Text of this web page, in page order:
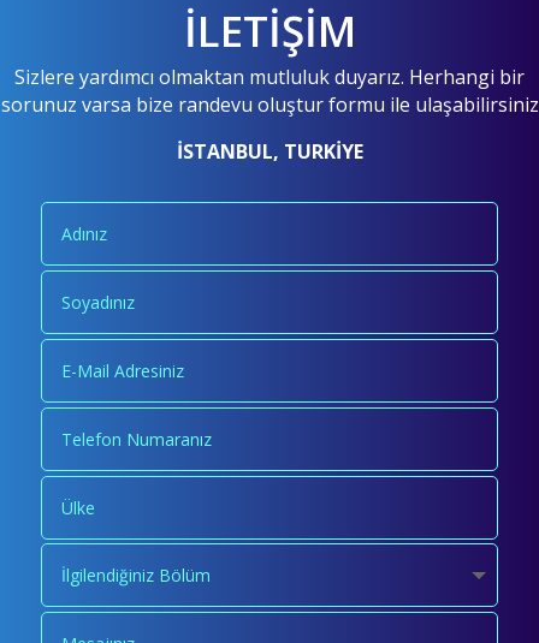
İLETİŞİM
Sizlere yardımcı olmaktan mutluluk duyarız. Herhangi bir
sorunuz varsa bize randevu oluştur formu ile ulaşabilirsiniz
İSTANBUL, TURKİYE